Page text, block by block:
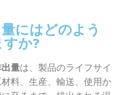
にはどのよう
か?
量は、製品のライフサイ
料、生産、輸送、使用か